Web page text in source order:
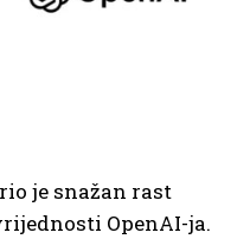
je snažan rast
OpenAI-ja.